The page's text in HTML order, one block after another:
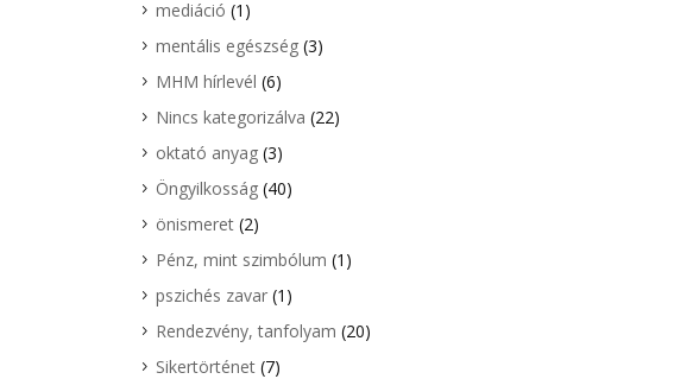
mediáció (1)
mentális egészség(3)
MHM hírlevél (6)
Nincs kategorizálva (22)
oktató anyag(3)
Öngyilkosság(40)
önismeret(2)
Pénz, mint szimbólum (1)
pszichés zavar(1)
Rendezvény, tanfolyam (20)
Sikertörténet(7)